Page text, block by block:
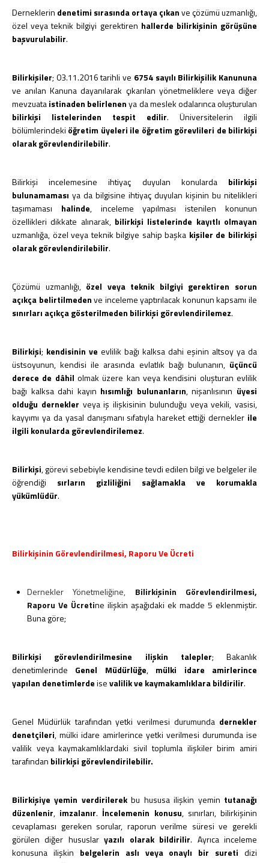
Derneklerin denetimi sırasında ortaya çıkanve çözümü uzmanlığı,
özel veya teknik bilgiyi gerektiren hallerde bilirkişinin görüşüne
başvurulabilir.
Bilirkişiler; 03.11.2016 tarihli ve 6754 sayılı Bilirkişilik Kanununa
ve anılan Kanuna dayanılarak çıkarılan yönetmeliklere veya diğer
mevzuataistinaden belirlenenya da meslek odalarınca oluşturulan
bilirkişi listelerinden tespit edilir. Üniversitelerin ilgili
bölümlerindeki öğretim üyeleri ile öğretim görevlileri de bilirkişi
olarak görevlendirilebilir.
Bilirkişi incelemesine ihtiyaç duyulan konularda bilirkişi
bulunamaması ya da bilgisine ihtiyaç duyulan kişinin bu nitelikleri
taşımaması halinde, inceleme yapılması istenilen konunun
özellikleri dikkate alınarak, bilirkişi listelerinde kayıtlı olmayan
uzmanlığa, özel veya teknik bilgiye sahip başka kişiler de bilirkişi
olarak görevlendirilebilir.
Çözümü uzmanlığı, özel veya teknik bilgiyi gerektiren sorun
açıkça belirtilmedenve inceleme yaptırılacak konunun kapsamı ile
sınırları açıkça gösterilmeden bilirkişi görevlendirilemez.
Bilirkişi; kendisinin ve evlilik bağı kalksa dahi eşinin altsoy ya da
üstsoyunun, kendisi ile arasında evlatlık bağı bulunanın, üçüncü
derece de dâhil olmak üzere kan veya kendisini oluşturan evlilik
bağı kalksa dahi kayın hısımlığı bulunanların, nişanlısının üyesi
olduğu dernekler veya iş ilişkisinin bulunduğu veya vekili, vasisi,
kayyımı ya da yasal danışmanı sıfatıyla hareket ettiği dernekler ile
ilgili konularda görevlendirilemez.
Bilirkişi, görevi sebebiyle kendisine tevdi edilen bilgi ve belgeler ile
öğrendiği sırların gizliliğini sağlamakla ve korumakla
yükümlüdür.
Bilirkişinin Görevlendirilmesi, Raporu Ve Ücreti
Dernekler Yönetmeliğine,
Bilirkişinin Görevlendirilmesi,
Raporu Ve Ücretine ilişkin aşağıdaki ek madde 5 eklenmiştir.
Buna göre;
Bilirkişi görevlendirilmesine ilişkin talepler; Bakanlık
denetimlerinde Genel Müdürlüğe, mülki idare amirlerince
yapılan denetimlerdeisevalilik ve kaymakamlıklara bildirilir.
Genel Müdürlük tarafından yetki verilmesi durumunda dernekler
denetçileri, mülki idare amirlerince yetki verilmesi durumunda ise
valilik veya kaymakamlıklardaki sivil toplumla ilişkiler birim amiri
tarafından bilirkişi görevlendirilebilir.
Bilirkişiye yemin verdirilerekbu hususa ilişkin yemin tutanağı
düzenlenir, imzalanır. İncelemenin konusu, sınırları, bilirkişinin
cevaplaması gereken sorular, raporun verilme süresi ve gerekli
görülen diğer hususlaryazılı olarak bildirilir. Ayrıca inceleme
konusuna ilişkin belgelerin aslı veya onaylı bir sureti dizi